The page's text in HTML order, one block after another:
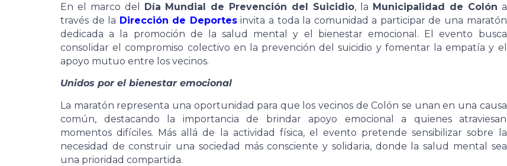
En el marco del Día Mundial de Prevención del Suicidio, la Municipalidad de Colón a
través de la Dirección de Deportesinvita a toda la comunidad a participar de una maratón
dedicada a la promoción de la salud mental y el bienestar emocional. El evento busca
consolidar el compromiso colectivo en la prevención del suicidio y fomentar la empatía y el
apoyo mutuo entre los vecinos.
Unidos por el bienestar emocional
La maratón representa una oportunidad para que los vecinos de Colón se unan en una causa
común, destacando la importancia de brindar apoyo emocional a quienes atraviesan
momentos difíciles. Más allá de la actividad física, el evento pretende sensibilizar sobre la
necesidad de construir una sociedad más consciente y solidaria, donde la salud mental sea
una prioridad compartida.